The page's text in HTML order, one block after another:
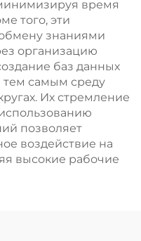
время
того, эти
знаниями
организацию
баз данных
самым среду
Их стремление
позволяет
воздействие на
высокие рабочие